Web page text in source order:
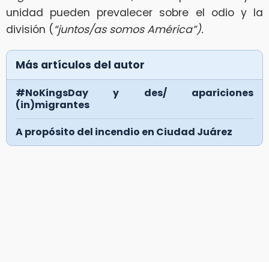
unidad pueden prevalecer sobre el odio y la
división (“juntos/as somos América”).
Más artículos del autor
#NoKingsDay y des/ apariciones
(in)migrantes
A propósito del incendio en Ciudad Juárez